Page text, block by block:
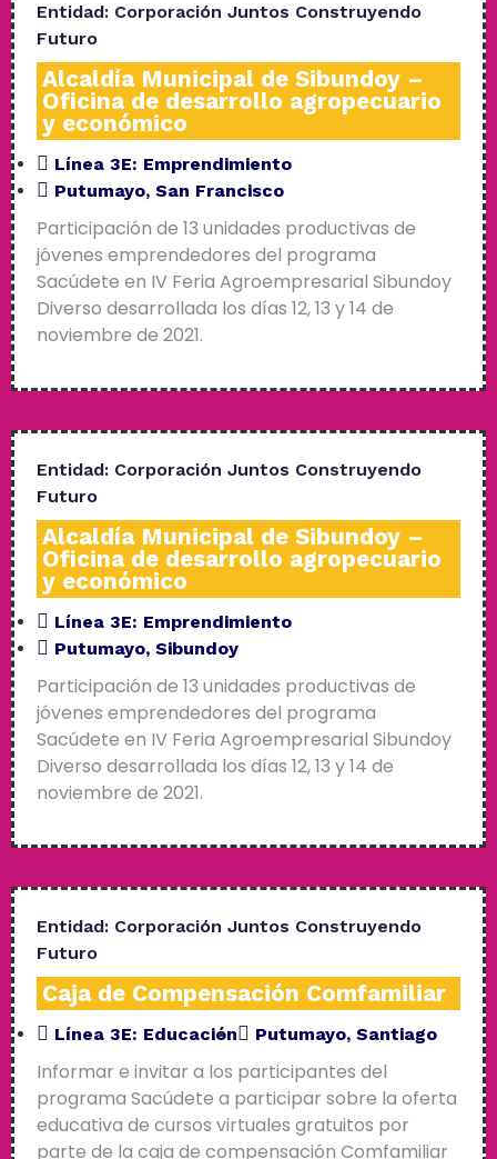
Entidad: Corporación Juntos Construyendo
Futuro
Alcaldía Municipal de Sibundoy –
Oficina de desarrollo agropecuario
y económico
Línea 3E: Emprendimiento
Putumayo, San Francisco
Participación de 13 unidades productivas de
jóvenes emprendedores del programa
Sacúdete en IV Feria Agroempresarial Sibundoy
Diverso desarrollada los días 12, 13 y 14 de
noviembre de 2021.
Entidad: Corporación Juntos Construyendo
Futuro
Alcaldía Municipal de Sibundoy –
Oficina de desarrollo agropecuario
y económico
Línea 3E: Emprendimiento
Putumayo, Sibundoy
Participación de 13 unidades productivas de
jóvenes emprendedores del programa
Sacúdete en IV Feria Agroempresarial Sibundoy
Diverso desarrollada los días 12, 13 y 14 de
noviembre de 2021.
Entidad: Corporación Juntos Construyendo
Futuro
Caja de Compensación Comfamiliar
Línea 3E: Educación Putumayo, Santiago
Informar e invitar a los participantes del
programa Sacúdete a participar sobre la oferta
educativa de cursos virtuales gratuitos por
parte de la caja de compensación Comfamiliar